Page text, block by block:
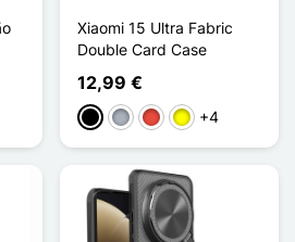
Xiaomi 15 Ultra Fabric
Double Card Case
12,99 €
PretoCinzentoVermelho
Amarelo
+4